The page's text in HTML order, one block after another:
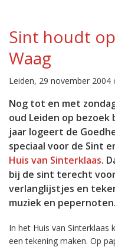
Sint houdt
Waag
Leiden, 29 november
Nog tot en met
oud Leiden op bezoek
jaar logeert de
speciaal voor de Sint
Huis van Sinterklaas.
bij de sint terecht
verlanglijstjes en
muziek en pepernoten.
In het Huis van Sinterklaas
een tekening maken. Op